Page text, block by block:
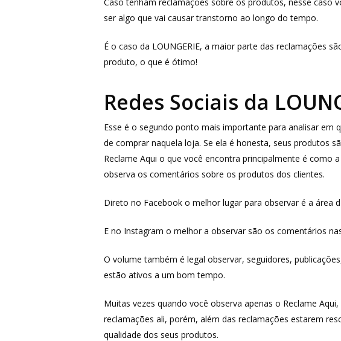
ser algo que vai causar transtorno ao longo do tempo.
É o caso da LOUNGERIE, a maior parte das reclamações
produto, o que é ótimo!
Redes Sociais da
Esse é o segundo ponto mais importante para analisar em
de comprar naquela loja. Se ela é honesta, seus produtos
Reclame Aqui o que você encontra principalmente é como
observa os comentários sobre os produtos dos clientes.
Direto no Facebook o melhor lugar para observar é a área
E no Instagram o melhor a observar são os comentários
O volume também é legal observar, seguidores,
estão ativos a um bom tempo.
Muitas vezes quando você observa apenas o Reclame
reclamações ali, porém, além das reclamações estarem
qualidade dos seus produtos.